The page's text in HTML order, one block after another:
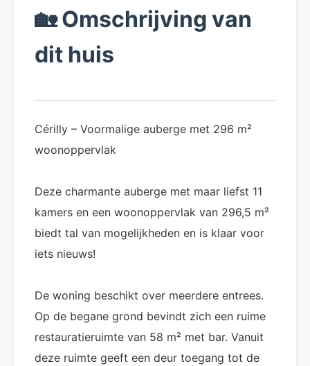
🏡Omschrijving van
dit huis
Cérilly – Voormalige auberge met 296 m²
woonoppervlak
Deze charmante auberge met maar liefst 11
kamers en een woonoppervlak van 296,5 m²
biedt tal van mogelijkheden en is klaar voor
iets nieuws!
De woning beschikt over meerdere entrees.
Op de begane grond bevindt zich een ruime
restauratieruimte van 58 m² met bar. Vanuit
deze ruimte geeft een deur toegang tot de